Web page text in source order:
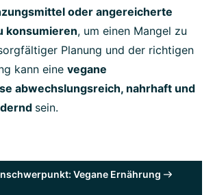
oder angereicherte
konsumieren, um einen Mangel zu
Planung und der richtigen
kann eine vegane
abwechslungsreich, nahrhaft und
sein.
Vegane Ernährung